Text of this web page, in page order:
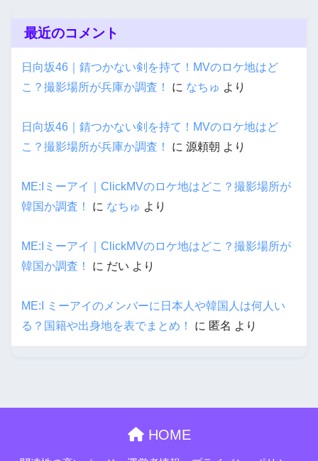
最近のコメント
日向坂46｜錆つかない剣を持て！MVのロケ地はど
こ？撮影場所が兵庫か調査！
に なちゅ より
日向坂46｜錆つかない剣を持て！MVのロケ地はど
こ？撮影場所が兵庫か調査！
に 源頼朝 より
ME:Iミーアイ｜ClickMVのロケ地はどこ？撮影場所が
韓国か調査！
に なちゅ より
ME:Iミーアイ｜ClickMVのロケ地はどこ？撮影場所が
韓国か調査！
に だい より
ME:I ミーアイのメンバーに日本人や韓国人は何人い
る？国籍や出身地を表でまとめ！
に 匿名 より
HOME